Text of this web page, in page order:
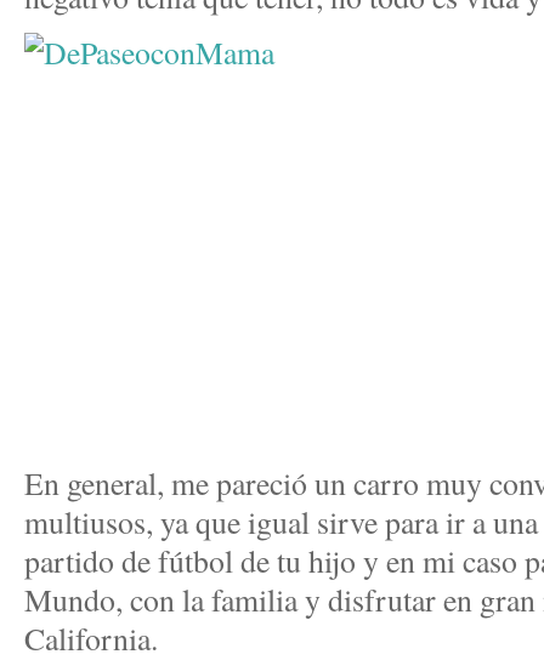
En general, me pareció un carro muy
multiusos, ya que igual sirve para ir a
partido de fútbol de tu hijo y en mi caso
Mundo, con la familia y disfrutar en gran
California.